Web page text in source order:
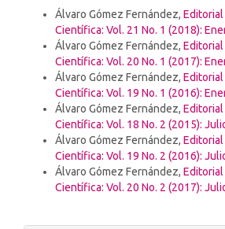
Álvaro Gómez Fernández, Editorial
Científica: Vol. 21 No. 1 (2018):
Álvaro Gómez Fernández, Editorial
Científica: Vol. 20 No. 1 (2017):
Álvaro Gómez Fernández, Editorial
Científica: Vol. 19 No. 1 (2016):
Álvaro Gómez Fernández, Editorial
Científica: Vol. 18 No. 2 (2015):
Álvaro Gómez Fernández, Editorial
Científica: Vol. 19 No. 2 (2016):
Álvaro Gómez Fernández, Editorial
Científica: Vol. 20 No. 2 (2017):